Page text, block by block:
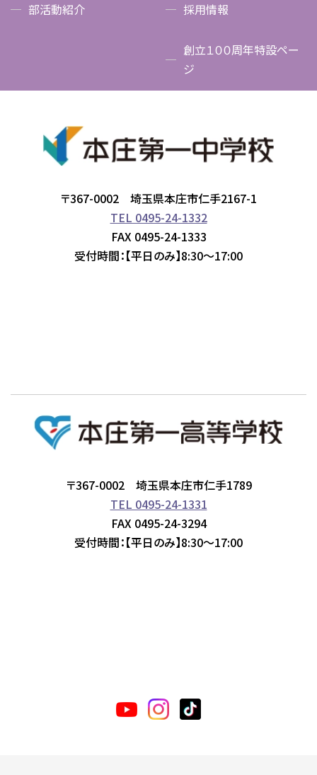
部活動紹介 採用情報
創立１００周年特設ペー
ジ
〒367-0002 埼玉県本庄市仁手2167-1
TEL 0495-24-1332
FAX 0495-24-1333
受付時間：【平日のみ】8:30～17:00
〒367-0002 埼玉県本庄市仁手1789
TEL 0495-24-1331
FAX 0495-24-3294
受付時間：【平日のみ】8:30～17:00